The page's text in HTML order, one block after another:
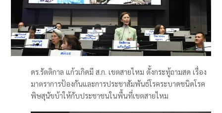
ดร.รัตติกาล แก้วเกิดมี ส.ก. เขตสายไหม ตั้งกระทู้ถามสด เรื่อง
มาตราการป้องกันและการประชาสัมพันธ์โรคระบาดชนิดโรค
พิษสุนัขบ้าให้กับประชาชนในพื้นที่เขตสายไหม